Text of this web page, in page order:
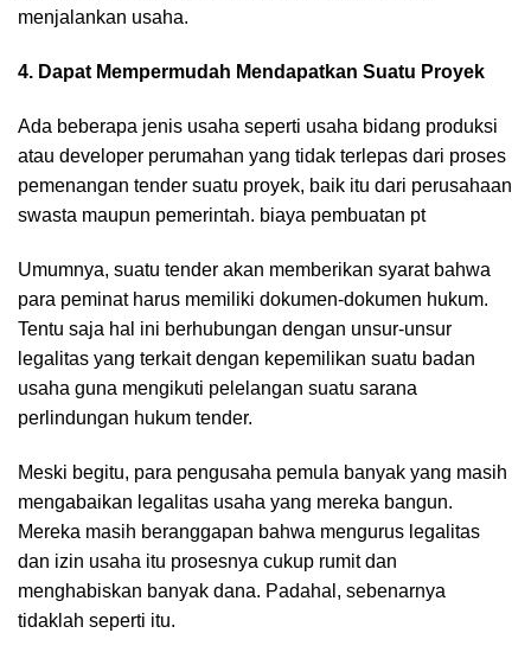
menjalankan usaha.
4. Dapat Mempermudah Mendapatkan Suatu Proyek
Ada beberapa jenis usaha seperti usaha bidang produksi
atau developer perumahan yang tidak terlepas dari proses
pemenangan tender suatu proyek, baik itu dari perusahaan
swasta maupun pemerintah. biaya pembuatan pt
Umumnya, suatu tender akan memberikan syarat bahwa
para peminat harus memiliki dokumen-dokumen hukum.
Tentu saja hal ini berhubungan dengan unsur-unsur
legalitas yang terkait dengan kepemilikan suatu badan
usaha guna mengikuti pelelangan suatu sarana
perlindungan hukum tender.
Meski begitu, para pengusaha pemula banyak yang masih
mengabaikan legalitas usaha yang mereka bangun.
Mereka masih beranggapan bahwa mengurus legalitas
dan izin usaha itu prosesnya cukup rumit dan
menghabiskan banyak dana. Padahal, sebenarnya
tidaklah seperti itu.